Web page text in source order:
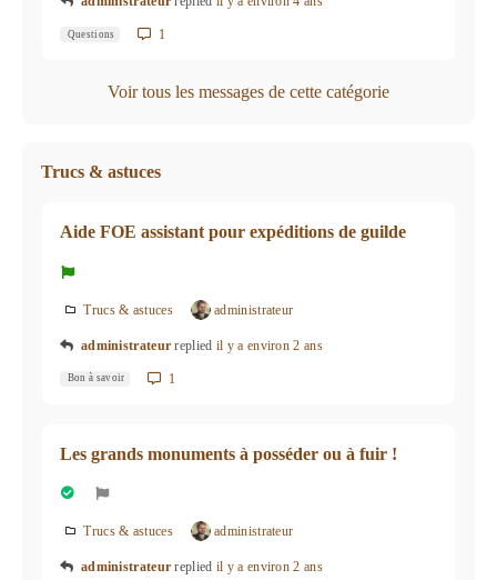
Questions 1
Voir tous les messages de cette catégorie
Trucs & astuces
Aide FOE assistant pour expéditions de guilde
Trucs & astuces administrateur
administrateur replied il y a environ 2 ans
Bon à savoir 1
Les grands monuments à posséder ou à fuir !
Trucs & astuces administrateur
administrateur replied il y a environ 2 ans